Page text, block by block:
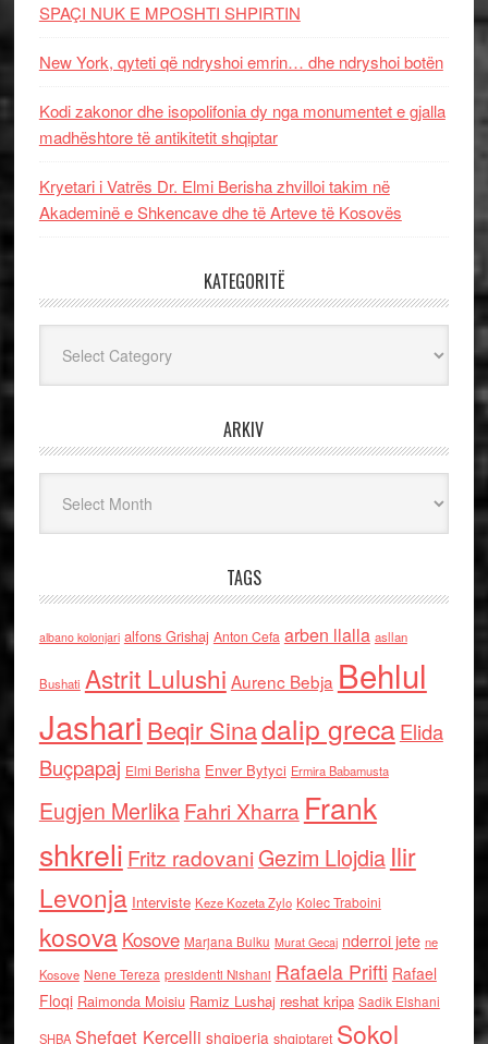
SPAÇI NUK E MPOSHTI SHPIRTIN
New York, qyteti që ndryshoi emrin… dhe ndryshoi botën
Kodi zakonor dhe isopolifonia dy nga monumentet e gjalla
madhështore të antikitetit shqiptar
Kryetari i Vatrës Dr. Elmi Berisha zhvilloi takim në
Akademinë e Shkencave dhe të Arteve të Kosovës
KATEGORITË
ARKIV
TAGS
albano kolonjari alfons Grishaj Anton Cefa arben llalla asllan
Bushati Astrit Lulushi Aurenc Bebja Behlul
Jashari Beqir Sinadalip grecaElida
Buçpapaj Elmi Berisha Enver Bytyci Ermira Babamusta
Eugjen MerlikaFahri Xharra Frank
shkreli Fritz radovaniGezim Llojdia Ilir
Levonja Interviste Keze Kozeta Zylo Kolec Traboini
kosova Kosove Marjana Bulku Murat Gecaj nderroi jete ne
Kosove Nene Tereza presidenti Nishani Rafaela Prifti Rafael
Floqi Raimonda Moisiu Ramiz Lushaj reshat kripa Sadik Elshani
SHBA Shefqet Kercelli shqiperia shqiptaret Sokol